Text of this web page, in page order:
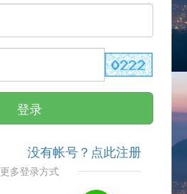
登录
没有帐号？点此注册
更多登录方式